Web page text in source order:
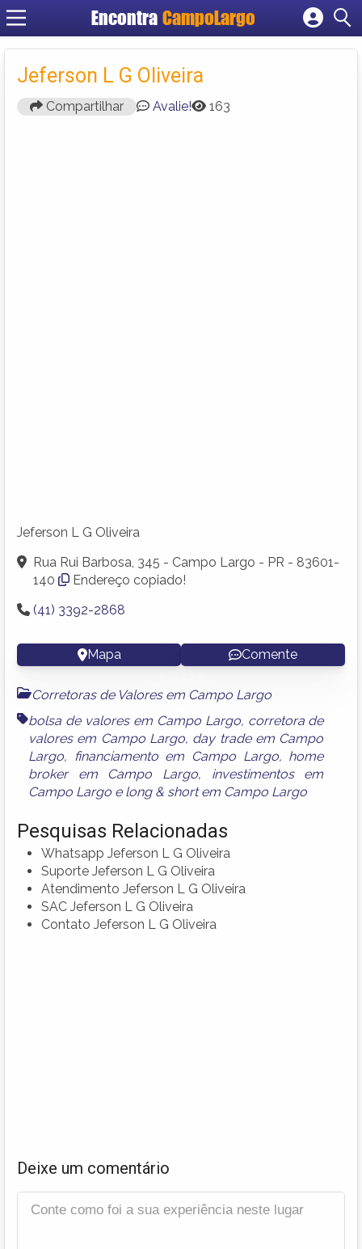
Encontra CampoLargo
Cadastrar empresa
Criar conta
Jeferson L G Oliveira
Compartilhar Avalie! 163
Jeferson L G Oliveira
Rua Rui Barbosa, 345 - Campo Largo - PR - 83601-
140
Endereço copiado!
(41) 3392-2868
Mapa Comente
Corretoras de Valores em Campo Largo
bolsa de valores em Campo Largo, corretora de
valores em Campo Largo, day trade em Campo
Largo, financiamento em Campo Largo, home
broker em Campo Largo, investimentos em
Campo Largo e long & short em Campo Largo
Pesquisas Relacionadas
Whatsapp Jeferson L G Oliveira
Suporte Jeferson L G Oliveira
Atendimento Jeferson L G Oliveira
SAC Jeferson L G Oliveira
Contato Jeferson L G Oliveira
Deixe um comentário